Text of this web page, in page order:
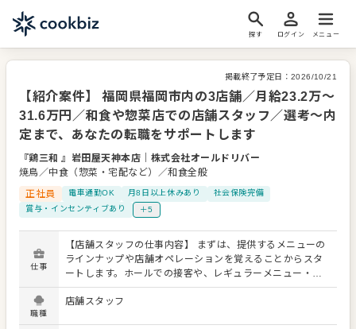
探す ログイン メニュー
掲載終了予定日： 2026/10/21
【紹介案件】 福岡県福岡市内の3店舗／月給23.2万〜
31.6万円／和食や惣菜店での店舗スタッフ／選考～内
定まで、あなたの転職をサポートします
『鶏三和 』岩田屋天神本店
株式会社オールドリバー
焼鳥／中食（惣菜・宅配など）／和食全般
正社員
電車通勤OK 月8日以上休みあり
社会保険完備
賞与・インセンティブあり
＋5
仕事
【店舗スタッフの仕事内容】 まずは、提供するメニューの
ラインナップや店舗オペレーションを覚えることからスタ
ートします。ホールでの接客や、レギュラーメニュー・限
定メニューなどの調理にも関わりますので、店舗業務全般
に関わる幅広いスキルを身につけられます。 よりよいお店
職種
店舗スタッフ